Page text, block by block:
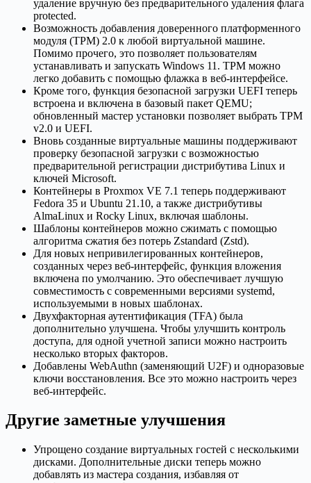
удаление вручную без предварительного удаления флага
protected.
Возможность добавления доверенного платформенного
модуля (TPM) 2.0 к любой виртуальной машине.
Помимо прочего, это позволяет пользователям
устанавливать и запускать Windows 11. TPM можно
легко добавить с помощью флажка в веб-интерфейсе.
Кроме того, функция безопасной загрузки UEFI теперь
встроена и включена в базовый пакет QEMU;
обновленный мастер установки позволяет выбрать TPM
v2.0 и UEFI.
Вновь созданные виртуальные машины поддерживают
проверку безопасной загрузки с возможностью
предварительной регистрации дистрибутива Linux и
ключей Microsoft.
Контейнеры в Proxmox VE 7.1 теперь поддерживают
Fedora 35 и Ubuntu 21.10, а также дистрибутивы
AlmaLinux и Rocky Linux, включая шаблоны.
Шаблоны контейнеров можно сжимать с помощью
алгоритма сжатия без потерь Zstandard (Zstd).
Для новых непривилегированных контейнеров,
созданных через веб-интерфейс, функция вложения
включена по умолчанию. Это обеспечивает лучшую
совместимость с современными версиями systemd,
используемыми в новых шаблонах.
Двухфакторная аутентификация (TFA) была
дополнительно улучшена. Чтобы улучшить контроль
доступа, для одной учетной записи можно настроить
несколько вторых факторов.
Добавлены WebAuthn (заменяющий U2F) и одноразовые
ключи восстановления. Все это можно настроить через
веб-интерфейс.
Другие заметные улучшения
Упрощено создание виртуальных гостей с несколькими
дисками. Дополнительные диски теперь можно
добавлять из мастера создания, избавляя от